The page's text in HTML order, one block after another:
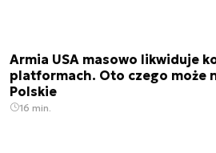
Armia USA masowo likwiduje
platformach. Oto czego może
Polskie
16 min.